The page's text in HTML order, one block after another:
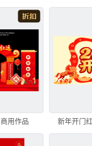
商用作品 新年开门红